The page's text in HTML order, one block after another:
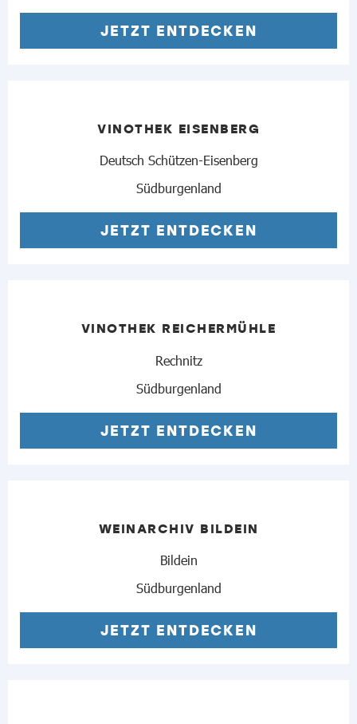
JETZT ENTDECKEN
VINOTHEK EISENBERG
Deutsch Schützen-Eisenberg
Südburgenland
JETZT ENTDECKEN
VINOTHEK REICHERMÜHLE
Rechnitz
Südburgenland
JETZT ENTDECKEN
WEINARCHIV BILDEIN
Bildein
Südburgenland
JETZT ENTDECKEN